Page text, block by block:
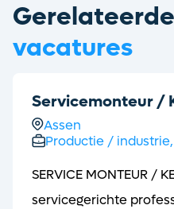
Gerelateerde
vacatures
Servicemonteur /
Assen
Productie / industrie,
SERVICE MONTEUR /
servicegerichte